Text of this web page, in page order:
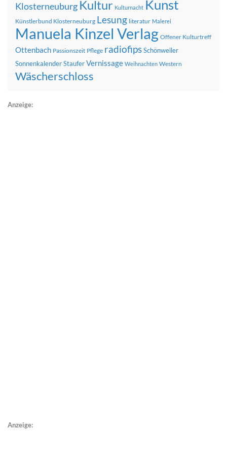
Klosterneuburg Kultur Kulturnacht Kunst
Künstlerbund Klosterneuburg Lesung literatur Malerei
Manuela Kinzel Verlag Offener Kulturtreff
Ottenbach Passionszeit Pflege radiofipsSchönweiler
SonnenkalenderStauferVernissage Weihnachten Western
Wäscherschloss
Anzeige:
Anzeige: